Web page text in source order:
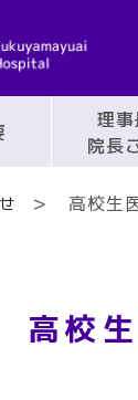
理事
院長
高校生
高校